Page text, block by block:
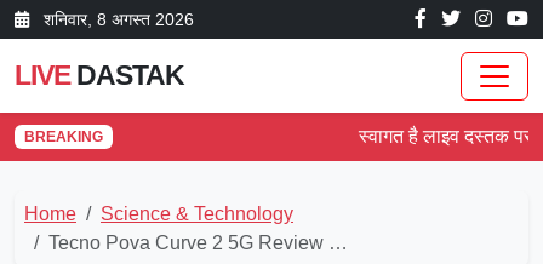
शनिवार, 8 अगस्त 2026
LIVEDASTAK
BREAKING स्वागत है लाइव दस्तक पर!
Home
Science & Technology
Tecno Pova Curve 2 5G Review …